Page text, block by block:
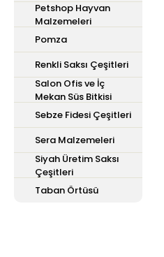
Petshop Hayvan
Malzemeleri
Pomza
Renkli Saksı Çeşitleri
Salon Ofis ve İç
Mekan Süs Bitkisi
Sebze Fidesi Çeşitleri
Sera Malzemeleri
Siyah Üretim Saksı
Çeşitleri
Taban Örtüsü